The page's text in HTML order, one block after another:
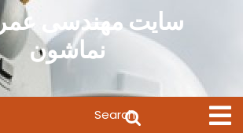
سایت مهندسی
نماشون
Open
Menu
for: